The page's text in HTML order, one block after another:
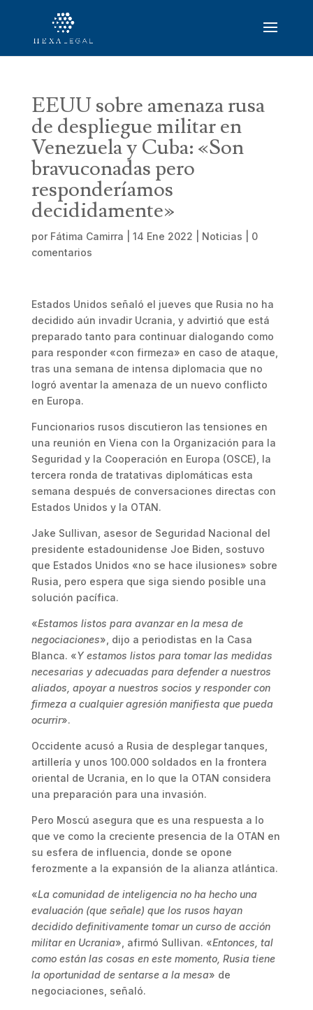
EEUU sobre amenaza rusa
de despliegue militar en
Venezuela y Cuba: «Son
bravuconadas pero
responderíamos
decididamente»
por Fátima Camirra 14 Ene 2022 Noticias
0
comentarios
Estados Unidos señaló el jueves que Rusia no ha
decidido aún invadir Ucrania, y advirtió que está
preparado tanto para continuar dialogando como
para responder «con firmeza» en caso de ataque,
tras una semana de intensa diplomacia que no
logró aventar la amenaza de un nuevo conflicto
en Europa.
Funcionarios rusos discutieron las tensiones en
una reunión en Viena con la Organización para la
Seguridad y la Cooperación en Europa (OSCE), la
tercera ronda de tratativas diplomáticas esta
semana después de conversaciones directas con
Estados Unidos y la OTAN.
Jake Sullivan, asesor de Seguridad Nacional del
presidente estadounidense Joe Biden, sostuvo
que Estados Unidos «no se hace ilusiones» sobre
Rusia, pero espera que siga siendo posible una
solución pacífica.
«Estamos listos para avanzar en la mesa de
negociaciones», dijo a periodistas en la Casa
Blanca. «Y estamos listos para tomar las medidas
necesarias y adecuadas para defender a nuestros
aliados, apoyar a nuestros socios y responder con
firmeza a cualquier agresión manifiesta que pueda
ocurrir».
Occidente acusó a Rusia de desplegar tanques,
artillería y unos 100.000 soldados en la frontera
oriental de Ucrania, en lo que la OTAN considera
una preparación para una invasión.
Pero Moscú asegura que es una respuesta a lo
que ve como la creciente presencia de la OTAN en
su esfera de influencia, donde se opone
ferozmente a la expansión de la alianza atlántica.
«La comunidad de inteligencia no ha hecho una
evaluación (que señale) que los rusos hayan
decidido definitivamente tomar un curso de acción
militar en Ucrania», afirmó Sullivan. «Entonces, tal
como están las cosas en este momento, Rusia tiene
la oportunidad de sentarse a la mesa» de
negociaciones, señaló.